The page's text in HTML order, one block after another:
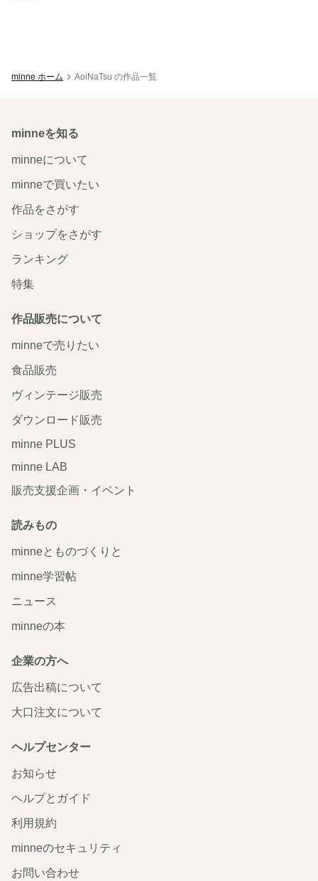
minne ホーム AoiNaTsu の作品一覧
minneを知る
minneについて
minneで買いたい
作品をさがす
ショップをさがす
ランキング
特集
作品販売について
minneで売りたい
食品販売
ヴィンテージ販売
ダウンロード販売
minne PLUS
minne LAB
販売支援企画・イベント
読みもの
minneとものづくりと
minne学習帖
ニュース
minneの本
企業の方へ
広告出稿について
大口注文について
ヘルプセンター
お知らせ
ヘルプとガイド
利用規約
minneのセキュリティ
お問い合わせ